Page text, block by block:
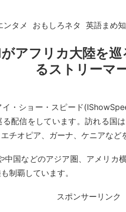
ンタメ おもしろネタ 英語まめ
アフリカ大陸を巡
るストリーマ
イ・ショー・スピード
配信をしています。訪れる国
チオピア、ガーナ、ケニアなど
中国などのアジア圏、アメリカ
制覇しています。
スポンサーリンク